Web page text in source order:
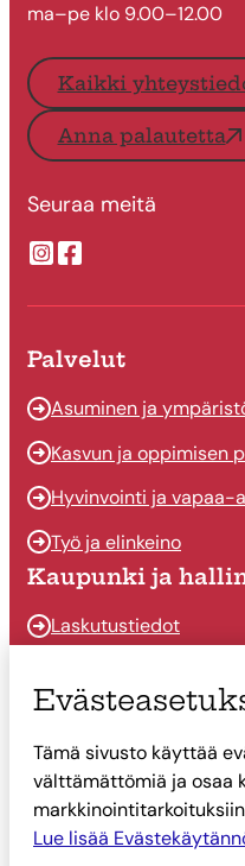
ma–pe klo 9.00–12.00
Kaikki
Anna palautetta
Seuraa meitä
Suonenjoen kaupungin
Suonenjoen
Palvelut
Asuminen ja
Kasvun ja oppimisen
Hyvinvointi ja vapaa-
Työ ja elinkeino
Kaupunki ja
Laskutustiedot
Päätöksenteko
Talous
Yhteystiedot
Tietoa
Tämä sivusto käyttää
välttämättömiä ja osaa
Lue lisää